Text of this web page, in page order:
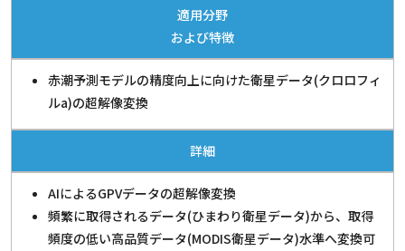
適用分野
および特徴
赤潮予測モデルの精度向上に向けた衛星データ(クロロフィ
ルa)の超解像変換
詳細
AIによるGPVデータの超解像変換
頻繁に取得されるデータ(ひまわり衛星データ)から、取得
頻度の低い高品質データ(MODIS衛星データ)水準へ変換可